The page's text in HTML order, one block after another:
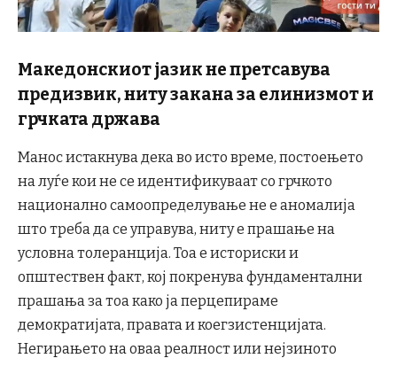
Македонскиот јазик не претсавува
предизвик, ниту закана за елинизмот и
грчката држава
Манос истакнува дека во исто време, постоењето
на луѓе кои не се идентификуваат со грчкото
национално самоопределување не е аномалија
што треба да се управува, ниту е прашање на
условна толеранција. Тоа е историски и
општествен факт, кој покренува фундаментални
прашања за тоа како ја перцепираме
демократијата, правата и коегзистенцијата.
Негирањето на оваа реалност или нејзиното